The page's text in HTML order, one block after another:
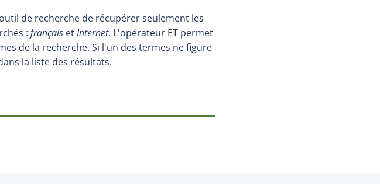
de recherche de récupérer seulement les
: français etInternet. L'opérateur ET permet
de la recherche. Si l'un des termes ne figure
la liste des résultats.